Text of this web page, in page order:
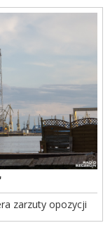
zarzuty opozycji